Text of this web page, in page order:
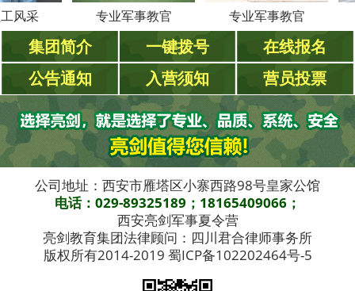
专业军事教官 专业军事教官
集团简介 一键拨号
在线报名
公告通知
入营须知 营员投票
公司地址：西安市雁塔区小寨西路98号皇家公馆
电话：029-89325189；18165409066；
西安亮剑军事夏令营
亮剑教育集团法律顾问：四川君合律师事务所
版权所有2014-2019 蜀ICP备102202464号-5